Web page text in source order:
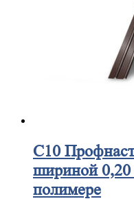
С10
шириной
полимере